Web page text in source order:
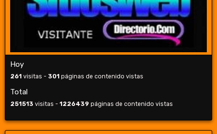
Hoy
261 visitas - 301 páginas de contenido vistas
Total
251513 visitas - 1226439 páginas de contenido vistas